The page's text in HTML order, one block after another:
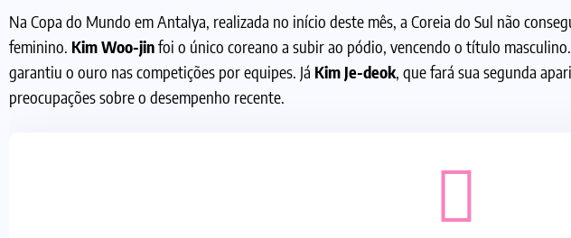
Na Copa do Mundo em Antalya, realizada no início deste mês, a Coreia do Sul não
feminino. Kim Woo-jinfoi o único coreano a subir ao pódio, vencendo o título
garantiu o ouro nas competições por equipes. Já Kim Je-deok, que fará sua segunda
preocupações sobre o desempenho recente.